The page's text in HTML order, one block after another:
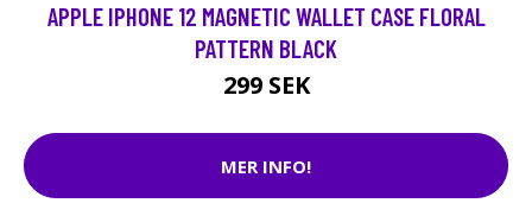
APPLE IPHONE 12 MAGNETIC WALLET CASE FLORAL
PATTERN BLACK
299 SEK
MER INFO!